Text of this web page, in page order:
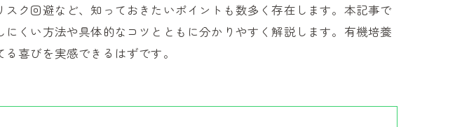
ク回避など、知っておきたいポイントも数多く存在します。本記事で
くい方法や具体的なコツとともに分かりやすく解説します。有機培養
喜びを実感できるはずです。